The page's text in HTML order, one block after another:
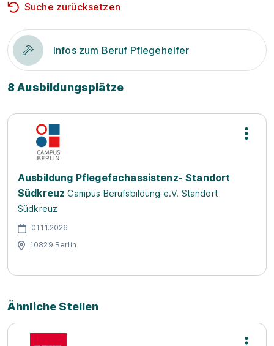
Suche zurücksetzen
Infos zum Beruf Pflegehelfer
8 Ausbildungsplätze
Ausbildung Pflegefachassistenz- Standort
Südkreuz Campus Berufsbildung e.V. Standort
Südkreuz
01.11.2026
10829 Berlin
Ähnliche Stellen